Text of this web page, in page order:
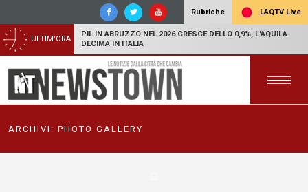
Rubriche LAQTV Live
ULTIM'ORA
PIL IN ABRUZZO NEL 2026 CRESCE DELLO 0,9%, L'AQUILA
DECIMA IN ITALIA
ARCHIVI: PHOTO GALLERY